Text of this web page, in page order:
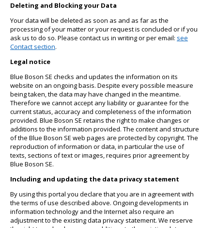
Deleting and Blocking your Data
Your data will be deleted as soon as and as far as the
processing of your matter or your request is concluded or if you
ask us to do so. Please contact us in writing or per email: see
Contact section.
Legal notice
Blue Boson SE checks and updates the information on its
website on an ongoing basis. Despite every possible measure
being taken, the data may have changed in the meantime.
Therefore we cannot accept any liability or guarantee for the
current status, accuracy and completeness of the information
provided. Blue Boson SE retains the right to make changes or
additions to the information provided. The content and structure
of the Blue Boson SE web pages are protected by copyright. The
reproduction of information or data, in particular the use of
texts, sections of text or images, requires prior agreement by
Blue Boson SE.
Including and updating the data privacy statement
By using this portal you declare that you are in agreement with
the terms of use described above. Ongoing developments in
information technology and the Internet also require an
adjustment to the existing data privacy statement. We reserve